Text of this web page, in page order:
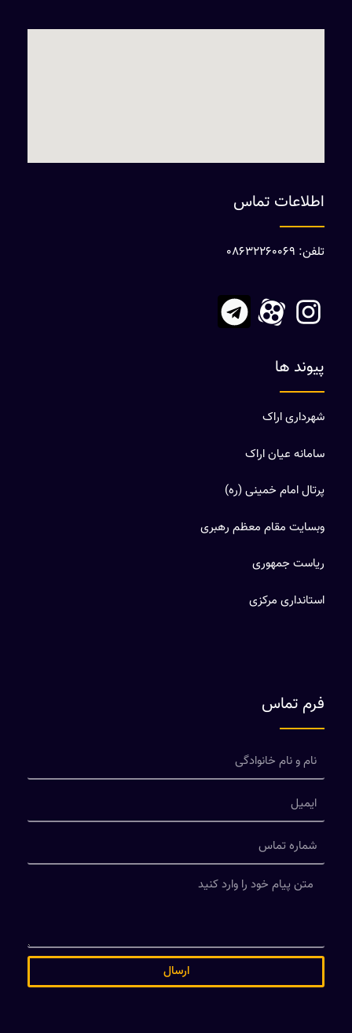
اطلاعات تماس
تلفن: 08632260069
پیوند ها
شهرداری اراک
سامانه عیان اراک
پرتال امام خمینی (ره)
وبسایت مقام معظم رهبری
ریاست جمهوری
استانداری مرکزی
فرم تماس
ارسال